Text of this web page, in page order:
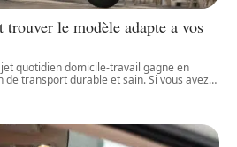
trouver le modèle adapte a vos
quotidien domicile-travail gagne en
transport durable et sain. Si vous avez…